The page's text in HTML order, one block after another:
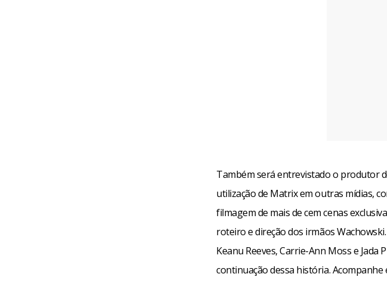
Também será entrevistado o produtor
utilização de Matrix em outras mídias,
filmagem de mais de cem cenas
roteiro e direção dos irmãos
Keanu Reeves, Carrie-Ann Moss e
continuação dessa história. Acompanhe